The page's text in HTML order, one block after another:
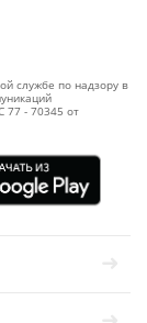
службе по надзору в
77 - 70345 от